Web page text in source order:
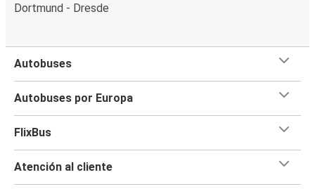
Dortmund - Dresde
Autobuses
Autobuses por Europa
FlixBus
Atención al cliente